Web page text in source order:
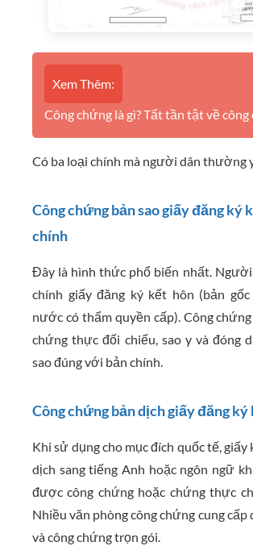
Xem Thêm:
Công chứng là gì? Tất tần tật về
Có ba loại chính mà người dân thường
Công chứng bản sao giấy đăng ký
chính
Đây là hình thức phổ biến nhất. Người
chính giấy đăng ký kết hôn (bản
nước có thẩm quyền cấp). Công
chứng thực đối chiếu, sao y và đóng
sao đúng với bản chính.
Công chứng bản dịch giấy đăng ký
Khi sử dụng cho mục đích quốc tế,
dịch sang tiếng Anh hoặc ngôn ngữ
được công chứng hoặc chứng thực
Nhiều văn phòng công chứng cung
và công chứng trọn gói.